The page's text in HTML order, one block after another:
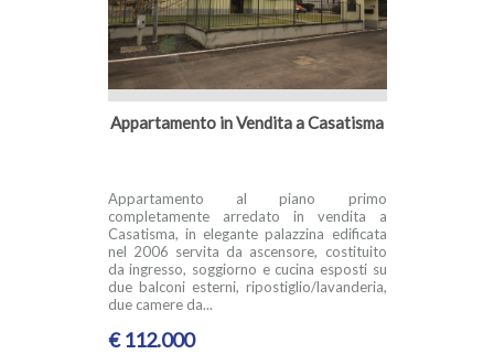
Appartamento in Vendita a Casatisma
Appartamento al piano primo
completamente arredato in vendita a
Casatisma, in elegante palazzina edificata
nel 2006 servita da ascensore, costituito
da ingresso, soggiorno e cucina esposti su
due balconi esterni, ripostiglio/lavanderia,
due camere da...
€ 112.000